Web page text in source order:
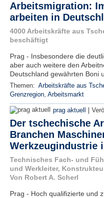
Arbeitsmigration:
arbeiten in
4000 Arbeitskräfte aus
beschäftigt
Prag - Insbesondere die
aber auch weitere den
Deutschland gewährten Boni
Themen: Arbeitskräfte aus
Grenzregion, Arbeitsmarkt
prag aktuell |
Der tschechische
Branchen
Werkzeugindustrie
Technisches Fach- und
und Werkleiter,
Von Robert A. Scherl
Prag - Hoch qualifizierte und